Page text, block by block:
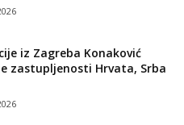
iz Zagreba Konaković
zastupljenosti Hrvata, Srba